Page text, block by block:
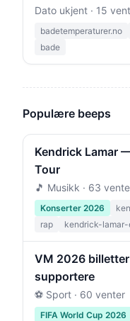
Dato ukjent · 15
badetemperaturer.no
bade
Populære beeps
Kendrick Lamar
Tour
🎵 Musikk · 63
Konserter 2026
rap
kendrick-lamar-
VM 2026
supportere
⚽ Sport · 60 venter
FIFA World Cup 2026